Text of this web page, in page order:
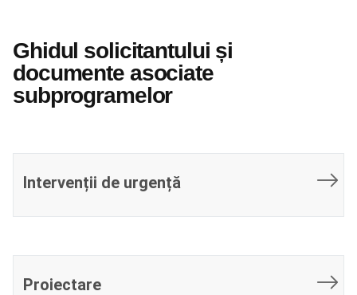
Ghidul solicitantului și
documente asociate
subprogramelor
Intervenții de urgență
Proiectare